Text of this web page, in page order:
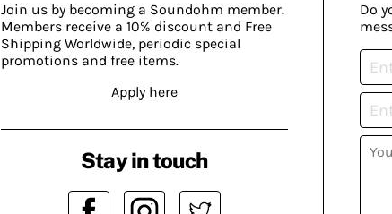
Join us by becoming a Soundohm member.
Members receive a 10% discount and Free
Shipping Worldwide, periodic special
promotions and free items.
Apply here
Do
Stay in touch